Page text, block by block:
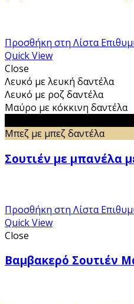
Προσθήκη στη Λίστα
Quick View
Close
Λευκό με λευκή δαντέλα
Λευκό με ροζ δαντέλα
Μαύρο με κόκκινη δαντέλα
Μπεζ με μπεζ δαντέλα
Σουτιέν με μπανέλα
Προσθήκη στη Λίστα
Quick View
Close
Βαμβακερό Σουτιέν